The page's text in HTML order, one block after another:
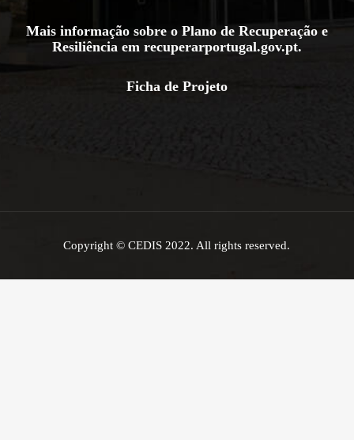
Mais informação sobre o Plano de Recuperação e
Resiliência em recuperarportugal.gov.pt.
Ficha de Projeto
Copyright © CEDIS 2022. All rights reserved.